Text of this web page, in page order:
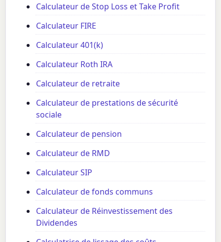
Calculateur de Stop Loss et Take Profit
Calculateur FIRE
Calculateur 401(k)
Calculateur Roth IRA
Calculateur de retraite
Calculateur de prestations de sécurité
sociale
Calculateur de pension
Calculateur de RMD
Calculateur SIP
Calculateur de fonds communs
Calculateur de Réinvestissement des
Dividendes